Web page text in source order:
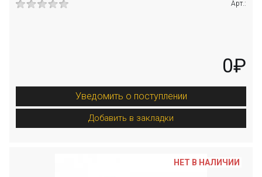
Арт.:
0₽
Уведомить о поступлении
Добавить в закладки
НЕТ В НАЛИЧИИ